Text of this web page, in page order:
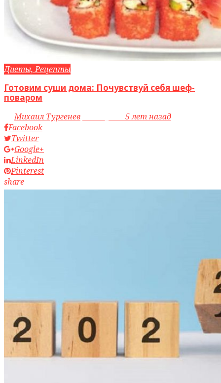
Диеты, Рецепты
Готовим суши дома: Почувствуй себя шеф-
поваром
byМихаил Тургенев
5 лет назад
Facebook
Twitter
Google+
LinkedIn
Pinterest
share